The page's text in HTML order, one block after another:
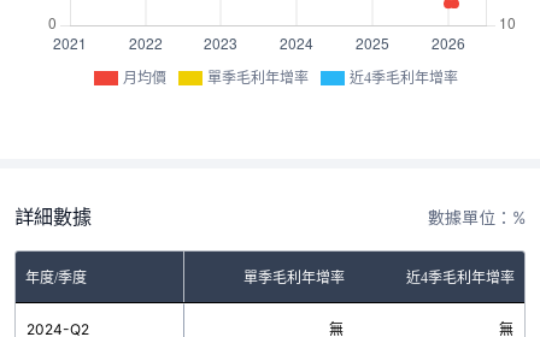
月均價 單季毛利年增率 近4季毛利年增率
詳細數據 數據單位：%
年度/季度 單季毛利年增率 近4季毛利年增率
2024-Q2 無 無